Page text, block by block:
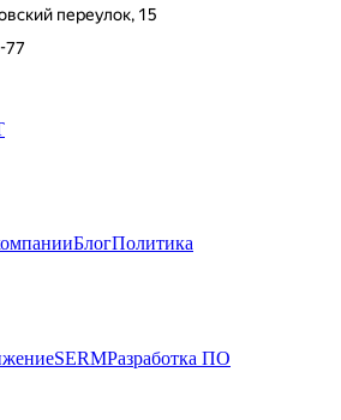
БлогПолитика
SERMРазработка ПО